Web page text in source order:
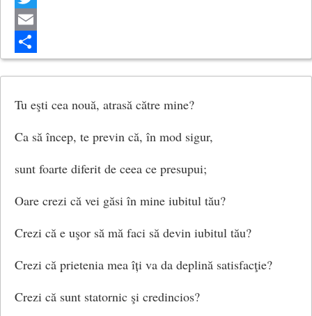
Twitter
Email
Share
Tu eşti cea nouă, atrasă către mine?
Ca să încep, te previn că, în mod sigur,
sunt foarte diferit de ceea ce presupui;
Oare crezi că vei găsi în mine iubitul tău?
Crezi că e uşor să mă faci să devin iubitul tău?
Crezi că prietenia mea îți va da deplină satisfacţie?
Crezi că sunt statornic şi credincios?